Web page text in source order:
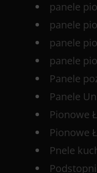
panele
panele
panele
panele
Panele
Panele
Pionowe
Pionowe
Pnele